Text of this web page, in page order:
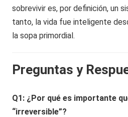
sobrevivir es, por definición, un
tanto, la vida fue inteligente
la sopa primordial.
Preguntas y
Q1: ¿Por qué es importante
“irreversible”?